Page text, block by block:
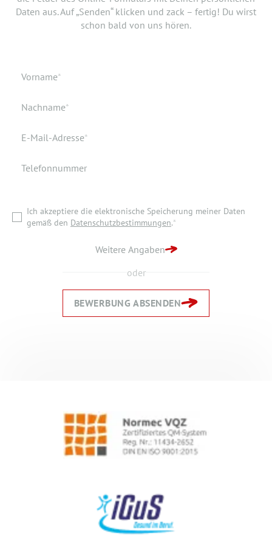
Daten aus. Auf „Senden“ klicken und zack – fertig! Du wirst
schon bald von uns hören.
Pflichtfeld
Vorname*
Pflichtfeld
Nachname*
Pflichtfeld
E-Mail-Adresse*
Telefonnummer
Ich akzeptiere die elektronische Speicherung meiner Daten
gemäß den Datenschutzbestimmungen.*
Weitere Angaben
oder
BEWERBUNG ABSENDEN
Dokument hinzufügen? Hier kannst Du es hochladen.
Verfügbar ab
Dokumente
Ich akzeptiere die elektronische Speicherung meiner Daten
ZURÜCK ZUR STARTSEITE